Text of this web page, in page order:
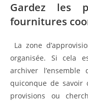
Gardez les
fournitures
La zone
organisée. Si cela
archiver
quiconque de savoir
provisions ou